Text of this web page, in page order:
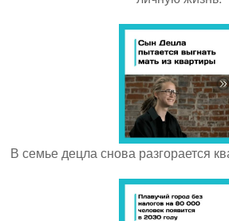
В семье децла снова разгорается